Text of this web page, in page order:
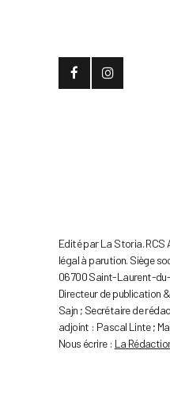
Edité par La Storia. RCS
légal à parution. Siège
06700 Saint-Laurent-du-
Directeur de publication
Sajn ; Secrétaire de
adjoint : Pascal Linte ;
Nous écrire : La